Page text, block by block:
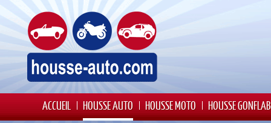
ACCUEIL HOUSSE AUTO HOUSSE MOTO HOUSSE